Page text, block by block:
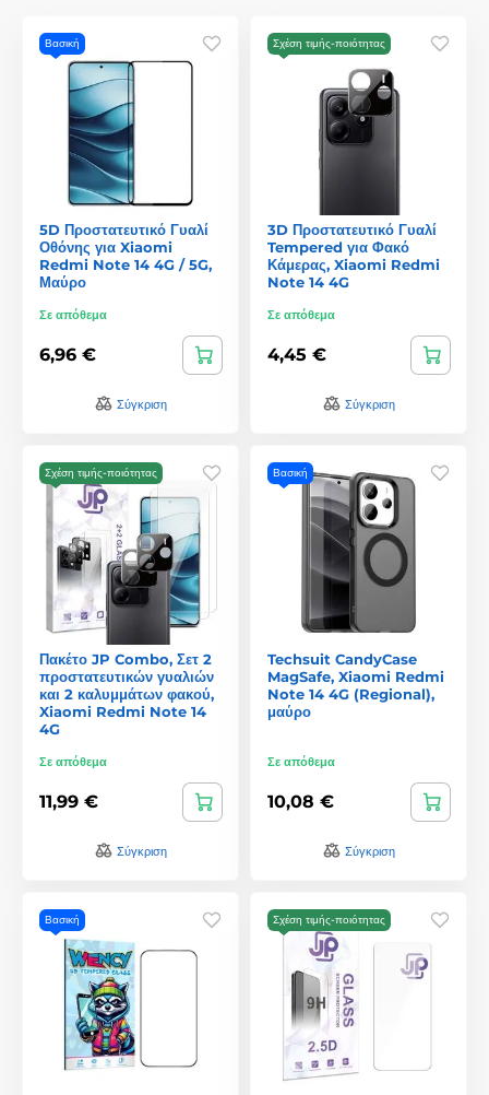
Βασική
5D Προστατευτικό Γυαλί
Οθόνης για Xiaomi
Redmi Note 14 4G / 5G,
Μαύρο
Σε απόθεμα
6,96 €
Σύγκριση
Σχέση τιμής-ποιότητας
3D Προστατευτικό Γυαλί
Tempered για Φακό
Κάμερας, Xiaomi Redmi
Note 14 4G
Σε απόθεμα
4,45 €
Σύγκριση
Σχέση τιμής-ποιότητας
Πακέτο JP Combo, Σετ 2
προστατευτικών γυαλιών
και 2 καλυμμάτων φακού,
Xiaomi Redmi Note 14
4G
Σε απόθεμα
11,99 €
Σύγκριση
Βασική
Techsuit CandyCase
MagSafe, Xiaomi Redmi
Note 14 4G (Regional),
μαύρο
Σε απόθεμα
10,08 €
Σύγκριση
Βασική Σχέση τιμής-ποιότητας